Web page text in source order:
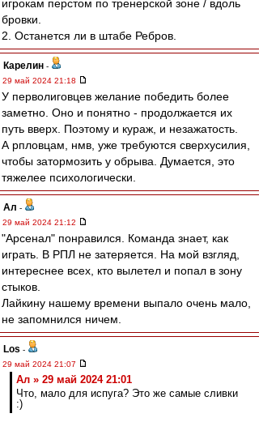
игрокам перстом по тренерской зоне / вдоль
бровки.
2. Останется ли в штабе Ребров.
Карелин -
29 май 2024 21:18
У перволиговцев желание победить более
заметно. Оно и понятно - продолжается их
путь вверх. Поэтому и кураж, и незажатость.
А рпловцам, нмв, уже требуются сверхусилия,
чтобы затормозить у обрыва. Думается, это
тяжелее психологически.
Ал -
29 май 2024 21:12
"Арсенал" понравился. Команда знает, как
играть. В РПЛ не затеряется. На мой взгляд,
интереснее всех, кто вылетел и попал в зону
стыков.
Лайкину нашему времени выпало очень мало,
не запомнился ничем.
Los -
29 май 2024 21:07
Ал » 29 май 2024 21:01
Что, мало для испуга? Это же самые сливки
:)